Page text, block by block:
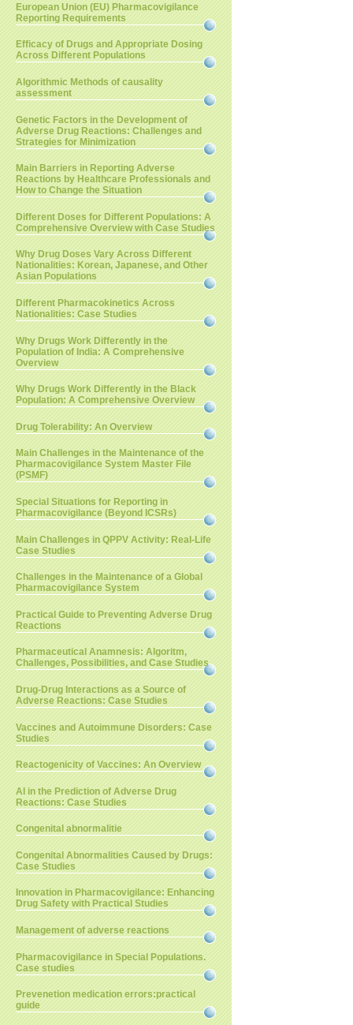
European Union (EU) Pharmacovigilance
Reporting Requirements
Efficacy of Drugs and Appropriate Dosing
Across Different Populations
Algorithmic Methods of causality
assessment
Genetic Factors in the Development of
Adverse Drug Reactions: Challenges and
Strategies for Minimization
Main Barriers in Reporting Adverse
Reactions by Healthcare Professionals and
How to Change the Situation
Different Doses for Different Populations: A
Comprehensive Overview with Case Studies
Why Drug Doses Vary Across Different
Nationalities: Korean, Japanese, and Other
Asian Populations
Different Pharmacokinetics Across
Nationalities: Case Studies
Why Drugs Work Differently in the
Population of India: A Comprehensive
Overview
Why Drugs Work Differently in the Black
Population: A Comprehensive Overview
Drug Tolerability: An Overview
Main Challenges in the Maintenance of the
Pharmacovigilance System Master File
(PSMF)
Special Situations for Reporting in
Pharmacovigilance (Beyond ICSRs)
Main Challenges in QPPV Activity: Real-Life
Case Studies
Challenges in the Maintenance of a Global
Pharmacovigilance System
Practical Guide to Preventing Adverse Drug
Reactions
Pharmaceutical Anamnesis: Algoritm,
Challenges, Possibilities, and Case Studies
Drug-Drug Interactions as a Source of
Adverse Reactions: Case Studies
Vaccines and Autoimmune Disorders: Case
Studies
Reactogenicity of Vaccines: An Overview
AI in the Prediction of Adverse Drug
Reactions: Case Studies
Congenital abnormalitie
Congenital Abnormalities Caused by Drugs:
Case Studies
Innovation in Pharmacovigilance: Enhancing
Drug Safety with Practical Studies
Management of adverse reactions
Pharmacovigilance in Special Populations.
Case studies
Prevenetion medication errors:practical
guide